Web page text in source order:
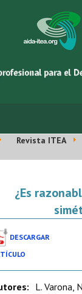
Revista ITEA
¿Es
DESCARGAR
L. Varona,